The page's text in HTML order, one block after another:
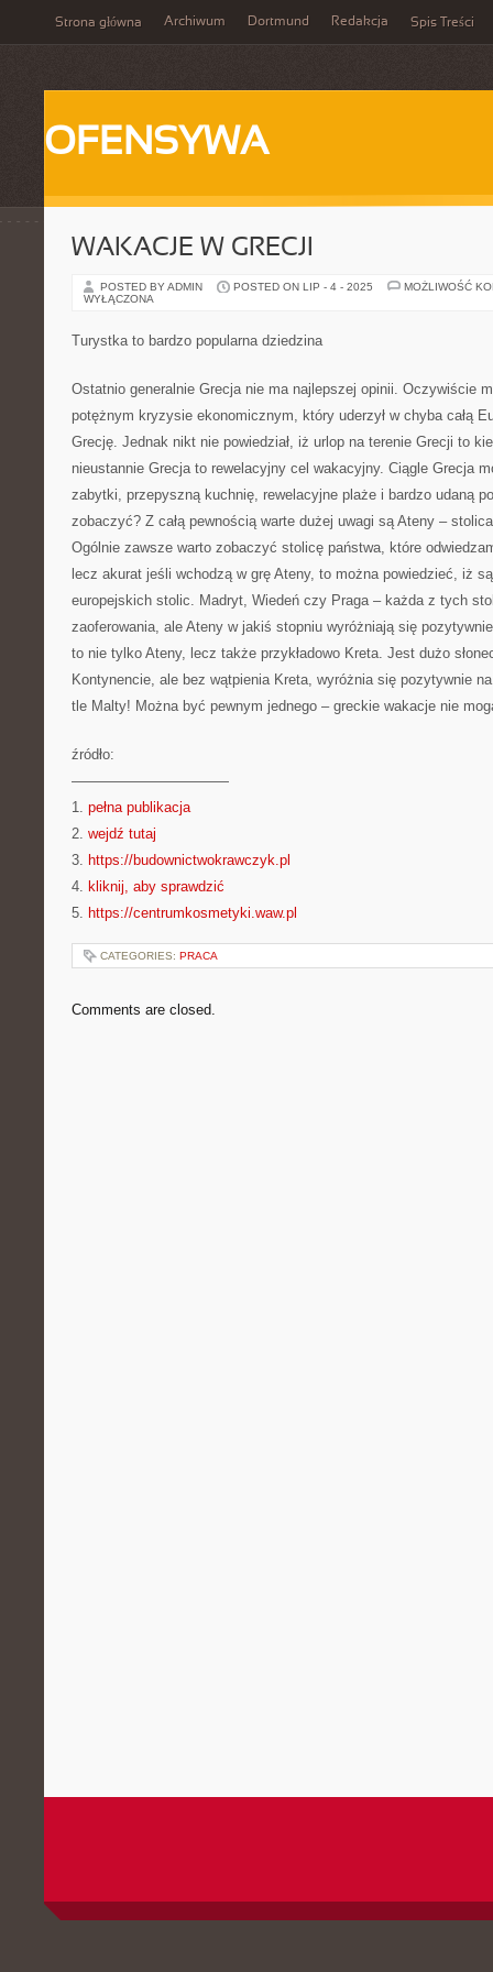
Strona główna Archiwum Dortmund Redakcja Spis Treści
OFENSYWA
WAKACJE W GRECJI
POSTED BY ADMIN POSTED ON LIP - 4 - 2025
MOŻLIWOŚĆ
WYŁĄCZONA
Turystka to bardzo popularna dziedzina
Ostatnio generalnie Grecja nie ma najlepszej opinii. Oczywiście
potężnym kryzysie ekonomicznym, który uderzył w chyba całą
Grecję. Jednak nikt nie powiedział, iż urlop na terenie Grecji to
nieustannie Grecja to rewelacyjny cel wakacyjny. Ciągle Grecja
zabytki, przepyszną kuchnię, rewelacyjne plaże i bardzo udaną
zobaczyć? Z całą pewnością warte dużej uwagi są Ateny –
Ogólnie zawsze warto zobaczyć stolicę państwa, które
lecz akurat jeśli wchodzą w grę Ateny, to można powiedzieć, iż
europejskich stolic. Madryt, Wiedeń czy Praga – każda z tych
zaoferowania, ale Ateny w jakiś stopniu wyróżniają się
to nie tylko Ateny, lecz także przykładowo Kreta. Jest dużo
Kontynencie, ale bez wątpienia Kreta, wyróżnia się pozytywnie
tle Malty! Można być pewnym jednego – greckie wakacje nie
źródło:
———————————
1. pełna publikacja
2. wejdź tutaj
3. https://budownictwokrawczyk.pl
4. kliknij, aby sprawdzić
5. https://centrumkosmetyki.waw.pl
CATEGORIES: PRACA
Comments are closed.